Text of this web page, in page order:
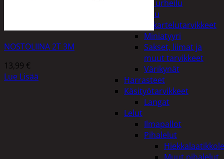
Vapaa-aika ja urheilu
Askartelu
Askartelutarvikkeet
Miniatyyri
Sakset, liimat ja
muut tarvikkeet
Värikynät
Harrasteet
Käsityötarvikkeet
Langat
Lelut
Ilmapallot
Pihalelut
NOSTOLIINA 2T 3M
13,99 €
Lue Lisää